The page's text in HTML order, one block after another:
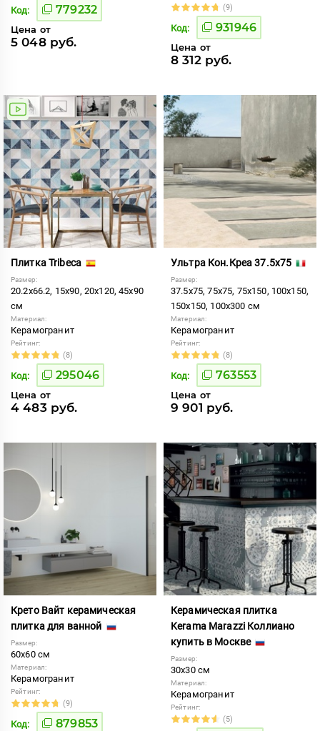
Код: 779232
Цена от
5 048 руб.
(9)
Код: 931946
Цена от
8 312 руб.
Плитка Tribeca
Размер:
20.2x66.2, 15x90, 20x120, 45x90
см
Материал:
Керамогранит
Рейтинг:
(8)
Код: 295046
Цена от
4 483 руб.
Ультра Кон.Креа 37.5x75
Размер:
37.5x75, 75x75, 75x150, 100x150,
150x150, 100x300 см
Материал:
Керамогранит
Рейтинг:
(8)
Код: 763553
Цена от
9 901 руб.
Крето Вайт керамическая
плитка для ванной
Размер:
60x60 см
Материал:
Керамогранит
Рейтинг:
(9)
Код: 879853
Керамическая плитка
Kerama Marazzi Коллиано
купить в Москве
Размер:
30x30 см
Материал:
Керамогранит
Рейтинг:
(5)